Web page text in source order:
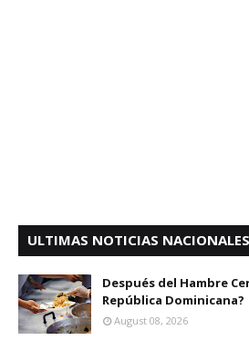
ULTIMAS NOTICIAS NACIONALES
Después del Hambre
República Dominicana?
August 08, 2026